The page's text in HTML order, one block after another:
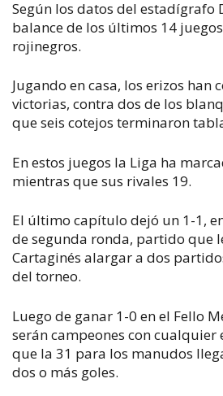
Según los datos del estadígrafo
balance de los últimos 14
rojinegros.
Jugando en casa, los erizos han
victorias, contra dos de los
que seis cotejos terminaron
En estos juegos la Liga ha
mientras que sus rivales 19.
El último capítulo dejó un 1-1,
de segunda ronda, partido que
Cartaginés alargar a dos
del torneo.
Luego de ganar 1-0 en el Fello
serán campeones con cualquier
que la 31 para los manudos
dos o más goles.